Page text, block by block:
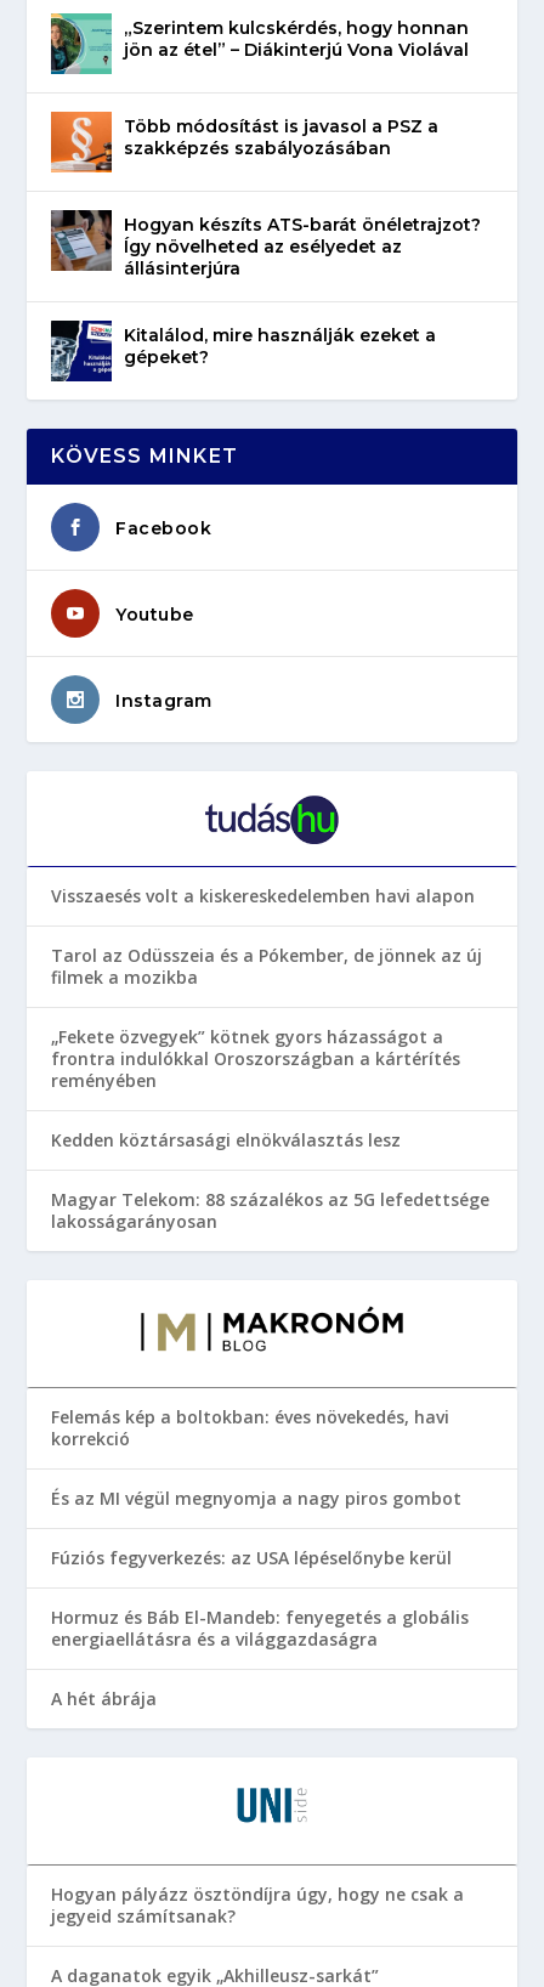
„Szerintem kulcskérdés, hogy honnan
jön az étel” – Diákinterjú Vona Violával
Több módosítást is javasol a PSZ a
szakképzés szabályozásában
Hogyan készíts ATS-barát önéletrajzot?
Így növelheted az esélyedet az
állásinterjúra
Kitalálod, mire használják ezeket a
gépeket?
KÖVESS MINKET
Facebook
Youtube
Instagram
Visszaesés volt a kiskereskedelemben havi alapon
Tarol az Odüsszeia és a Pókember, de jönnek az új
filmek a mozikba
„Fekete özvegyek” kötnek gyors házasságot a
frontra indulókkal Oroszországban a kártérítés
reményében
Kedden köztársasági elnökválasztás lesz
Magyar Telekom: 88 százalékos az 5G lefedettsége
lakosságarányosan
Felemás kép a boltokban: éves növekedés, havi
korrekció
És az MI végül megnyomja a nagy piros gombot
Fúziós fegyverkezés: az USA lépéselőnybe kerül
Hormuz és Báb El-Mandeb: fenyegetés a globális
energiaellátásra és a világgazdaságra
A hét ábrája
Hogyan pályázz ösztöndíjra úgy, hogy ne csak a
jegyeid számítsanak?
A daganatok egyik „Akhilleusz-sarkát”